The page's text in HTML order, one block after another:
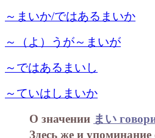
～まいか/ではあるまいか
～（よ）うが～まいが
～ではあるまいし
～ていはしまいか
О значении まい
Здесь же и